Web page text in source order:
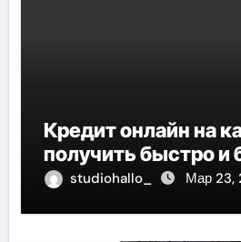
Кредит онлайн на
получить быстро и
studiohallo_ Мар 23,